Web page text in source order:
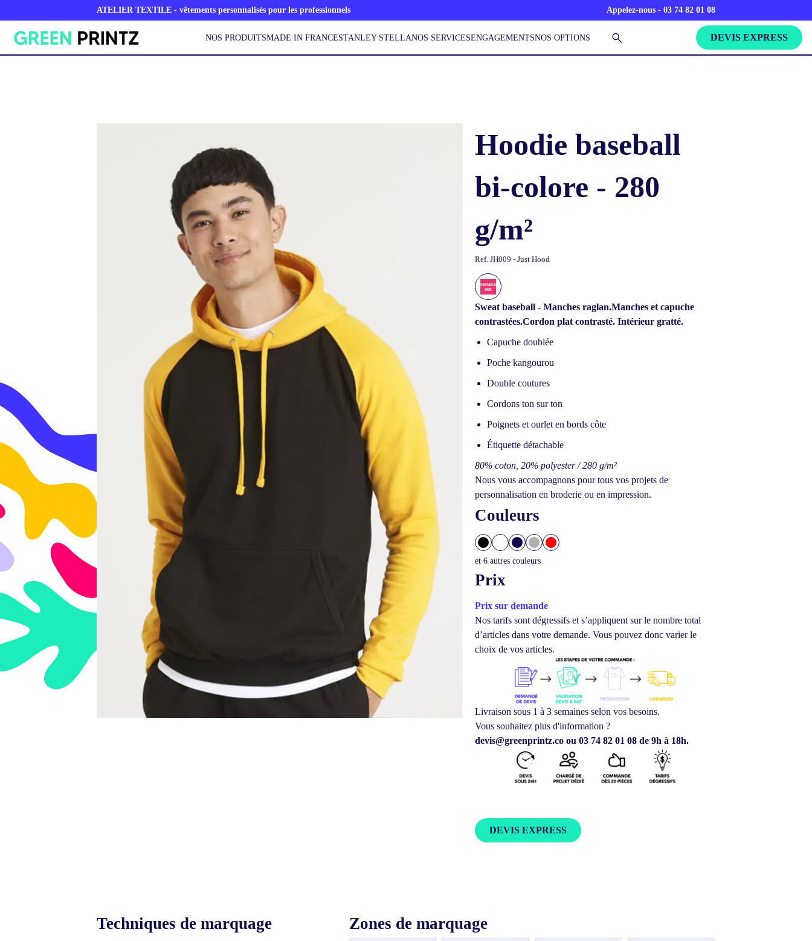
ATELIER TEXTILE - vêtements personnalisés pour les professionnels Appelez-nous - 03 74 82 01 08
NOS PRODUITSMADE IN FRANCESTANLEY STELLANOS SERVICESENGAGEMENTSNOS OPTIONS DEVIS EXPRESS
Hoodie baseball
bi-colore - 280
g/m²
Ref. JH009 - Just Hood
Sweat baseball - Manches raglan.Manches et capuche
contrastées.Cordon plat contrasté. Intérieur gratté.
Capuche doublée
Poche kangourou
Double coutures
Cordons ton sur ton
Poignets et ourlet en bords côte
Étiquette détachable
80% coton, 20% polyester / 280 g/m²
Nous vous accompagnons pour tous vos projets de
personnalisation en broderie ou en impression.
Couleurs
et 6 autres couleurs
Prix
Prix sur demande
Nos tarifs sont dégressifs et s’appliquent sur le nombre total
d’articles dans votre demande.Vous pouvez donc varier le
choix de vos articles.
Livraison sous 1 à 3 semaines selon vos besoins.
Vous souhaitez plus d'information ?
devis@greenprintz.co ou 03 74 82 01 08 de 9h à 18h.
DEVIS EXPRESS
Techniques de marquage Zones de marquage